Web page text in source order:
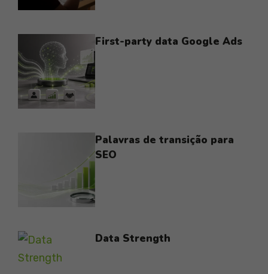
First-party data Google Ads
Palavras de transição para
SEO
Data Strength